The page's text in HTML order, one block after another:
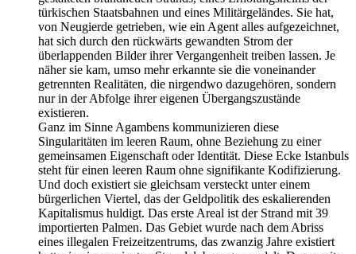
türkischen Staatsbahnen und eines Militärgeländes. Sie hat,
von Neugierde getrieben, wie ein Agent alles aufgezeichnet,
hat sich durch den rückwärts gewandten Strom der
überlappenden Bilder ihrer Vergangenheit treiben lassen. Je
näher sie kam, umso mehr erkannte sie die voneinander
getrennten Realitäten, die nirgendwo dazugehören, sondern
nur in der Abfolge ihrer eigenen Übergangszustände
existieren.
Ganz im Sinne Agambens kommunizieren diese
Singularitäten im leeren Raum, ohne Beziehung zu einer
gemeinsamen Eigenschaft oder Identität. Diese Ecke Istanbuls
steht für einen leeren Raum ohne signifikante Kodifizierung.
Und doch existiert sie gleichsam versteckt unter einem
bürgerlichen Viertel, das der Geldpolitik des eskalierenden
Kapitalismus huldigt. Das erste Areal ist der Strand mit 39
importierten Palmen. Das Gebiet wurde nach dem Abriss
eines illegalen Freizeitzentrums, das zwanzig Jahre existiert